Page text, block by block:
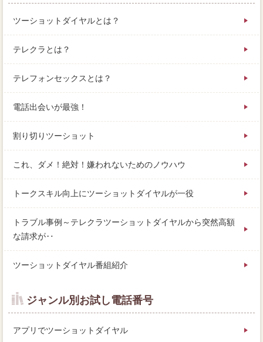
ツーショットダイヤルとは？
テレクラとは？
テレフォンセックスとは？
電話出会いが最強！
割り切りツーショット
これ、ダメ！絶対！嫌われないためのノウハウ
トークスキル向上にツーショットダイヤルが一役
トラブル事例～テレクラツーショットダイヤルから突然高額
な請求が‥
ツーショットダイヤル番組紹介
ジャンル別お試し電話番号
アプリでツーショットダイヤル